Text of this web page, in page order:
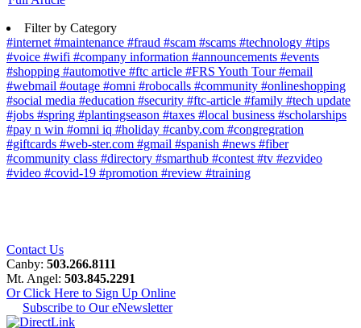
Filter by Category
#internet#maintenance #fraud #scam #scams #technology #tips
#voice #wifi #company information #announcements #events
#shopping #automotive #ftc article #FRS Youth Tour#email
#webmail #outage #omni #robocalls #community #onlineshopping
#social media #education #security #ftc-article #family #tech update
#jobs #spring #plantingseason #taxes #local business #scholarships
#pay n win #omni iq #holiday #canby.com #congregration
#giftcards #web-ster.com #gmail #spanish #news #fiber
#community class #directory #smarthub #contest#tv #ezvideo
#video #covid-19 #promotion #review #training
Contact Us
Canby: 503.266.8111
Mt. Angel: 503.845.2291
Or Click Here to Sign Up Online
Subscribe to Our eNewsletter